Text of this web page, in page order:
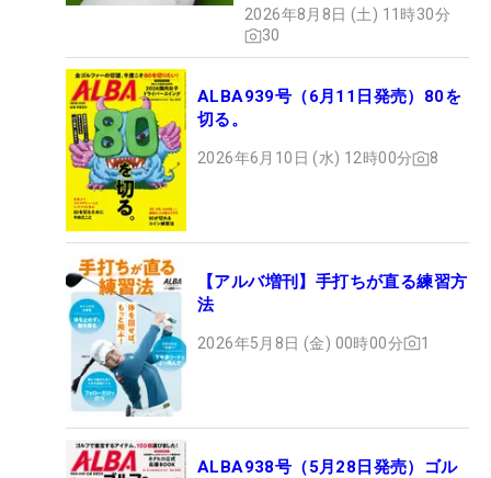
ュー
2026年8月8日 (土) 11時30分
30
ALBA939号（6月11日発売）80を
切る。
2026年6月10日 (水) 12時00分 8
【アルバ増刊】手打ちが直る練習方
法
2026年5月8日 (金) 00時00分 1
ALBA938号（5月28日発売）ゴル